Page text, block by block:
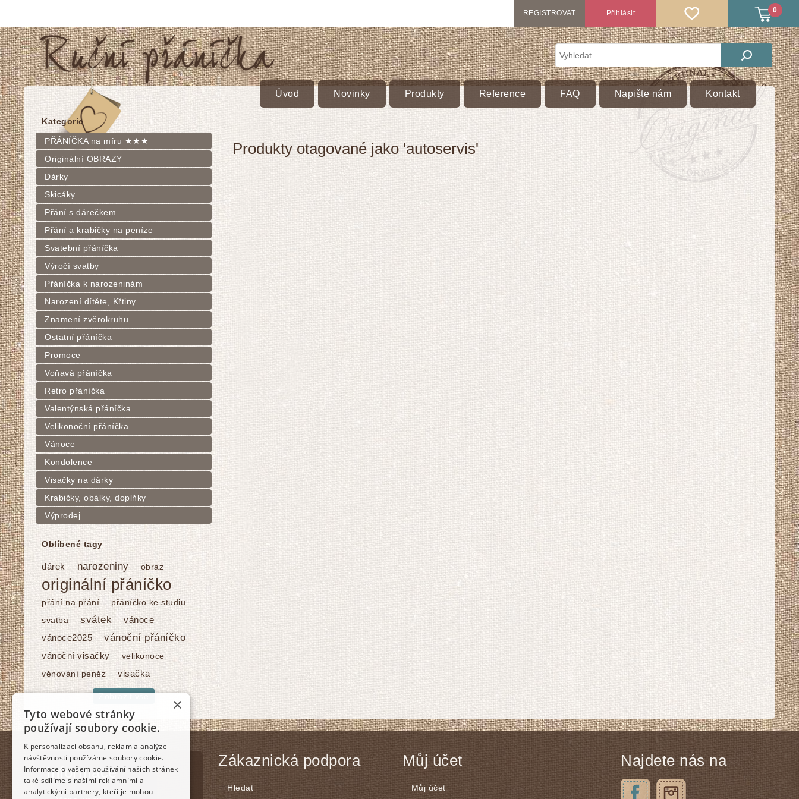
REGISTROVAT Přihlásit 0
Úvod Novinky Produkty Reference FAQ Napište nám Kontakt
Kategorie
PŘÁNÍČKA na míru ★★★
Originální OBRAZY
Dárky
Skicáky
Přání s dárečkem
Přání a krabičky na peníze
Svatební přáníčka
Výročí svatby
Přáníčka k narozeninám
Narození dítěte, Křtiny
Znamení zvěrokruhu
Ostatní přáníčka
Promoce
Voňavá přáníčka
Retro přáníčka
Valentýnská přáníčka
Velikonoční přáníčka
Vánoce
Kondolence
Visačky na dárky
Krabičky, obálky, doplňky
Výprodej
Oblíbené tagy
dárek narozeniny obraz
originální přáníčko
přání na přání
přáníčko ke studiu
svatba
svátek
vánoce
vánoce2025
vánoční přáníčko
vánoční visačky
velikonoce
věnování peněz
visačka
Produkty otagované jako 'autoservis'
Informace
Zákaznická podpora
Hledat
Můj účet
Můj účet
Najdete nás na
×
Tyto webové stránky
používají soubory cookie.
K personalizaci obsahu, reklam a analýze
návštěvnosti používáme soubory cookie.
Informace o vašem používání našich stránek
také sdílíme s našimi reklamními a
analytickými partnery, kteří je mohou